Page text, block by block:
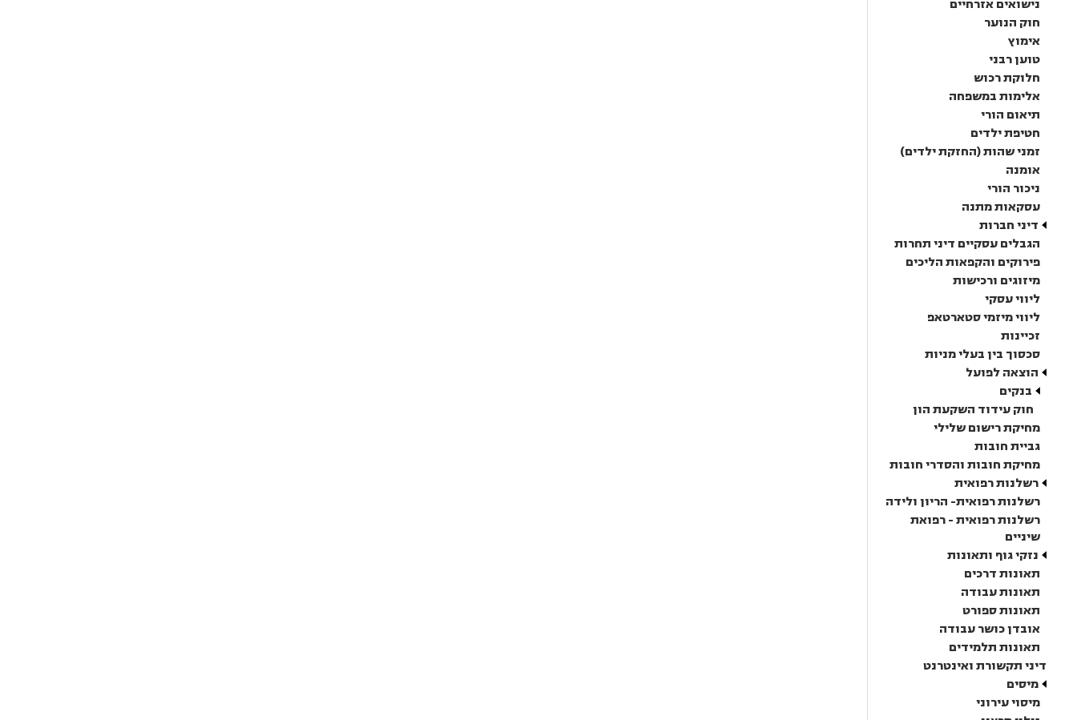
נישואים אזרחיים
חוק הנוער
אימוץ
טוען רבני
חלוקת רכוש
אלימות במשפחה
תיאום הורי
חטיפת ילדים
זמני שהות (החזקת ילדים)
אומנה
ניכור הורי
עסקאות מתנה
דיני חברות
הגבלים עסקיים דיני תחרות
פירוקים והקפאות הליכים
מיזוגים ורכישות
ליווי עסקי
ליווי מיזמי סטארטאפ
זכיינות
סכסוך בין בעלי מניות
הוצאה לפועל
בנקים
חוק עידוד השקעת הון
מחיקת רישום שלילי
גביית חובות
מחיקת חובות והסדרי חובות
רשלנות רפואית
רשלנות רפואית- הריון ולידה
רשלנות רפואית - רפואת
שיניים
נזקי גוף ותאונות
תאונות דרכים
תאונות עבודה
תאונות ספורט
אובדן כושר עבודה
תאונות תלמידים
דיני תקשורת ואינטרנט
מיסים
מיסוי עירוני